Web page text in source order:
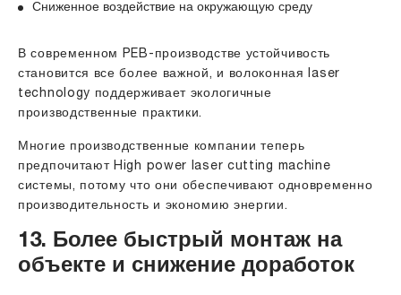
Сниженное воздействие на окружающую среду
В современном PEB-производстве устойчивость
становится все более важной, и волоконная
laser
technology поддерживает экологичные
производственные практики.
Многие производственные компании теперь
предпочитают High power laser cutting machine
системы, потому что они обеспечивают одновременно
производительность и экономию энергии.
13. Более быстрый монтаж на
объекте и снижение доработок